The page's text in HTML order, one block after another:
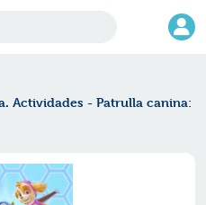
Actividades - Patrulla canina: